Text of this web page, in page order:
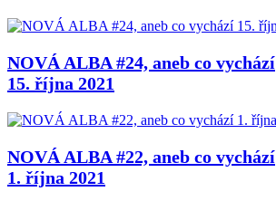
NOVÁ ALBA #24, aneb co vychází
15. října 2021
NOVÁ ALBA #22, aneb co vychází
1. října 2021